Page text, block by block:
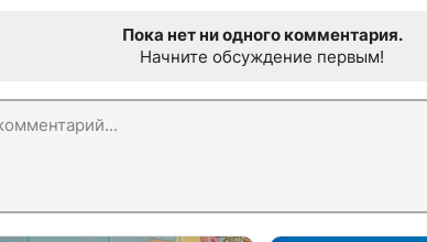
Пока нет ни одного комментария.
Начните обсуждение первым!